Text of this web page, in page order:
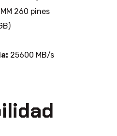
260 pines
25600 MB/s